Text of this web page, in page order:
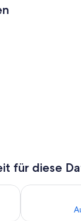
für diese
Nacht, Aug. 8
Überprüfe